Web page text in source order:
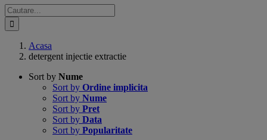
Cautare...
Acasa
detergent injectie extractie
Sort by Nume
Sort by Ordine implicita
Sort by Nume
Sort by Pret
Sort by Data
Sort by Popularitate